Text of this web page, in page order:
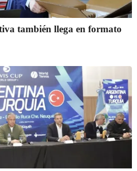
también llega en formato